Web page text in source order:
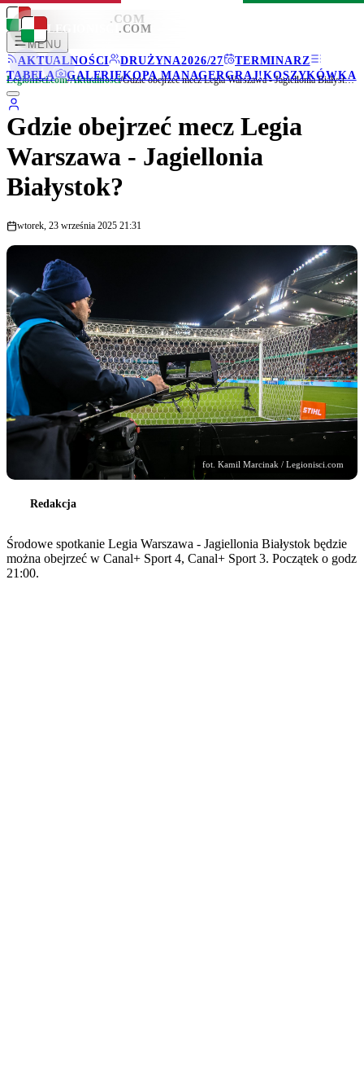
LEGIONISCI .COM
MENU
AKTUALNOŚCI
DRUŻYNA2026/27
TERMINARZ
TABELA
GALERIEKOPA MANAGERGRAJ!KOSZYKÓWKA
LEGIONISCI .COM
Legionisci.com/Aktualności/ Gdzie obejrzeć mecz Legia Warszawa - Jagiellonia Białystok?
Gdzie obejrzeć mecz Legia
Warszawa - Jagiellonia
Białystok?
wtorek, 23 września 2025 21:31
fot. Kamil Marcinak / Legionisci.com
Redakcja
Środowe spotkanie Legia Warszawa - Jagiellonia Białystok będzie
można obejrzeć w Canal+ Sport 4, Canal+ Sport 3. Początek o godz
21:00.